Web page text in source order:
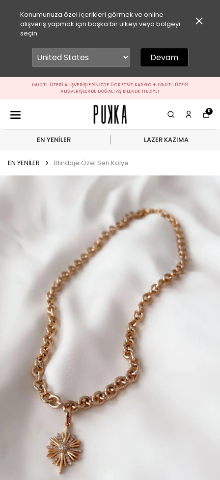
Konumunuza özel içerikleri görmek ve online
alışveriş yapmak için başka bir ülkeyi veya bölgeyi
seçin.
Devam
1500 TL ÜZERI ALIŞVERIŞLERINIZDE ÜCRETSIZ KARGO + 1250 TL ÜZERI
ALIŞVERIŞLERDE DOĞALTAŞ BILEKLIK HEDIYE!
0
EN YENİLER LAZER KAZIMA
EN YENİLER Blindaje Özel Seri Kolye